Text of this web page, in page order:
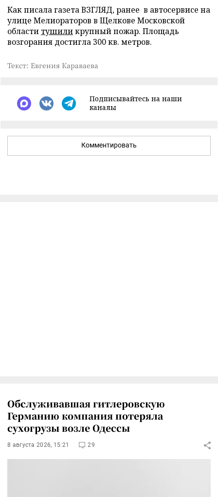
Как писала газета ВЗГЛЯД, ранее в автосервисе на
улице Мелиораторов в Щелкове Московской
области тушиликрупный пожар. Площадь
возгорания достигла 300 кв. метров.
Текст: Евгения Караваева
Подписывайтесь на наши
каналы
Комментировать
Обслуживавшая гитлеровскую
Германию компания потеряла
сухогрузы возле Одессы
8 августа 2026, 15:21 29